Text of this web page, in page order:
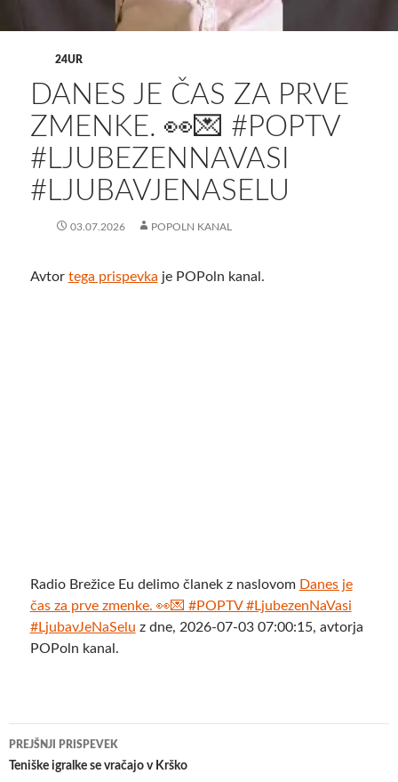
24UR
DANES JE ČAS ZA PRVE
ZMENKE. 👀💌 #POPTV
#LJUBEZENNAVASI
#LJUBAVJENASELU
03.07.2026 POPOLN KANAL
Avtor tega prispevka je POPoln kanal.
Radio Brežice Eu delimo članek z naslovom Danes je
čas za prve zmenke. 👀💌 #POPTV #LjubezenNaVasi
#LjubavJeNaSelu z dne, 2026-07-03 07:00:15, avtorja
POPoln kanal.
Krmarjenje
po
PREJŠNJI PRISPEVEK
Teniške igralke se vračajo v Krško